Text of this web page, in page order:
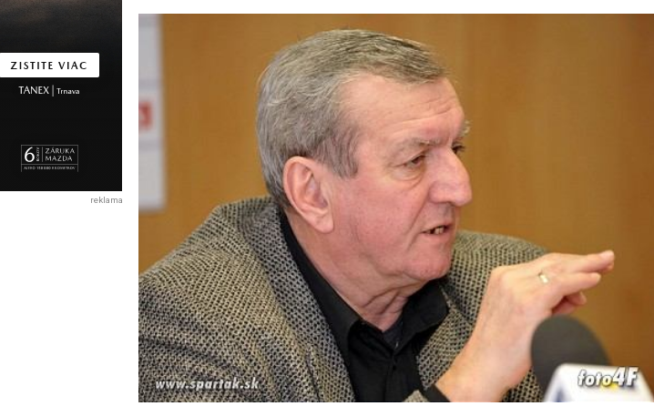
reklama